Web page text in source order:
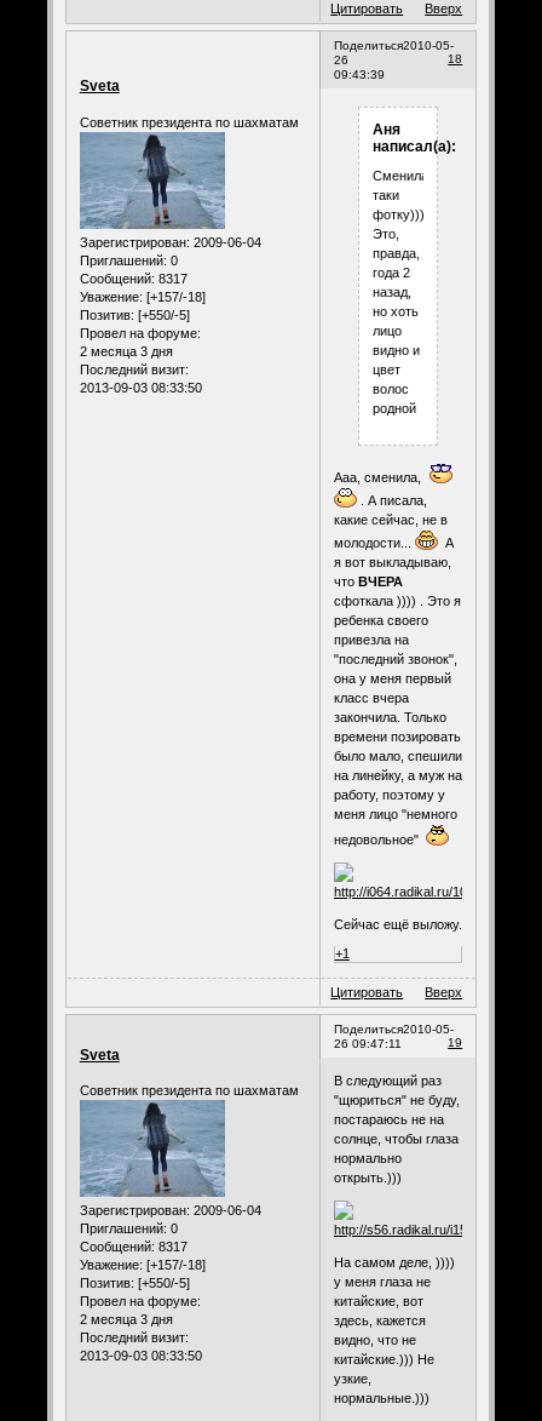
Цитировать Вверх
Поделиться
18
2010-05-
26
09:43:39
Sveta
Советник президента по шахматам
Зарегистрирован: 2009-06-04
Приглашений: 0
Сообщений: 8317
Уважение: [+157/-18]
Позитив: [+550/-5]
Провел на форуме:
2 месяца 3 дня
Последний визит:
2013-09-03 08:33:50
Аня
написал(а):
Сменила-
таки
фотку))))
Это,
правда,
года 2
назад,
но хоть
лицо
видно и
цвет
волос
родной
Ааа, сменила,
. А писала,
какие сейчас, не в
молодости...
А
я вот выкладываю,
что ВЧЕРА
сфоткала )))) . Это я
ребенка своего
привезла на
"последний звонок",
она у меня первый
класс вчера
закончила. Только
времени позировать
было мало, спешили
на линейку, а муж на
работу, поэтому у
меня лицо "немного
недовольное"
Сейчас ещё выложу.
+1
Цитировать Вверх
Поделиться
19
2010-05-
26 09:47:11
Sveta
Советник президента по шахматам
Зарегистрирован: 2009-06-04
Приглашений: 0
Сообщений: 8317
Уважение: [+157/-18]
Позитив: [+550/-5]
Провел на форуме:
2 месяца 3 дня
Последний визит:
2013-09-03 08:33:50
В следующий раз
"щюриться" не буду,
постараюсь не на
солнце, чтобы глаза
нормально
открыть.)))
На самом деле, ))))
у меня глаза не
китайские, вот
здесь, кажется
видно, что не
китайские.))) Не
узкие,
нормальные.)))